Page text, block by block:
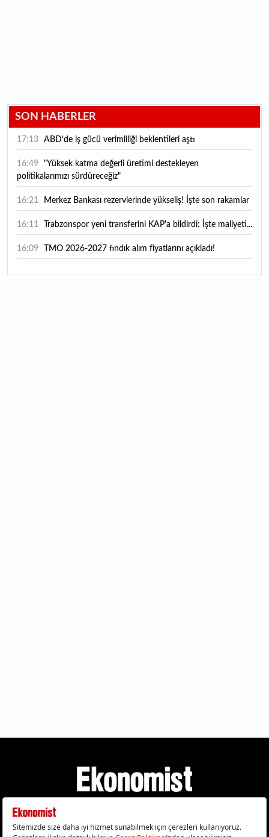
SON HABERLER
17:13 ABD'de iş gücü verimliliği beklentileri aştı
16:49
politikalarımızı sürdüreceğiz"
16:21 Merkez Bankası rezervlerinde yükseliş! İşte son rakamlar
16:11 Trabzonspor yeni transferini KAP'a bildirdi: İşte maliyeti...
16:09 TMO 2026-2027 fındık alım fiyatlarını açıkladı!
15:59 Bankacılık sektörünün toplam mevduatı geriledi
Gizlilik Politikası Çerez Politikası Çerezleri Sıfırla